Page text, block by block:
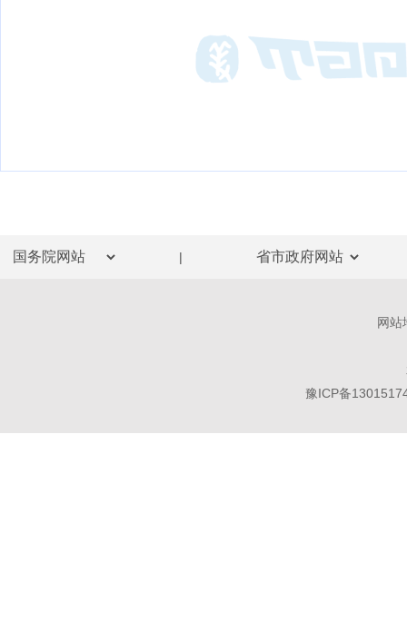
|
网站
豫ICP备